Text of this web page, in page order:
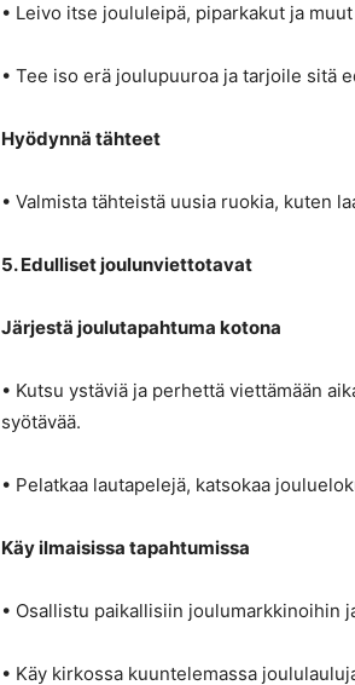
• Leivo itse joululeipä, piparkakut ja
• Tee iso erä joulupuuroa ja tarjoile sitä
Hyödynnä tähteet
• Valmista tähteistä uusia ruokia, kuten
5. Edulliset joulunviettotavat
Järjestä joulutapahtuma kotona
• Kutsu ystäviä ja perhettä viettämään
syötävää.
• Pelatkaa lautapelejä, katsokaa
Käy ilmaisissa tapahtumissa
• Osallistu paikallisiin joulumarkkinoihin
• Käy kirkossa kuuntelemassa